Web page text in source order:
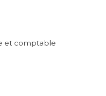
et comptable